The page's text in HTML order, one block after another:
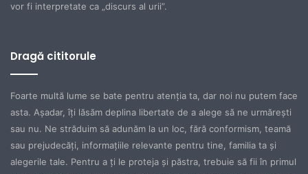
vor fi interpretate ca „discurs al urii”.
Dragă cititorule
Foarte multă lume se bate pentru atenţia ta, dar noi nu putem face
asta. Aşadar, îţi lăsăm deplina libertate de a alege să ne urmăreşti
sau nu. Ne străduim să adunăm la un loc, fără conformism, teamă
sau prejudecăţi, informaţiile relevante pentru tine, familia ta şi
alegerile tale. Pentru a ţi le proteja şi păstra, trebuie să fii în primul